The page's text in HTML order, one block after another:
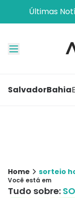
Últimas
SalvadorBahia
Home sorteio
Você está em
Tudo sobre: